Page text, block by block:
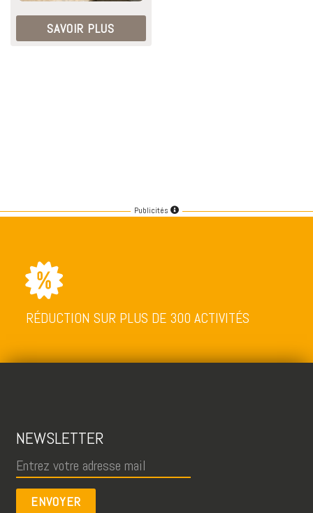
SAVOIR PLUS
Publicités
RÉDUCTION SUR PLUS DE 300 ACTIVITÉS
NEWSLETTER
ENVOYER